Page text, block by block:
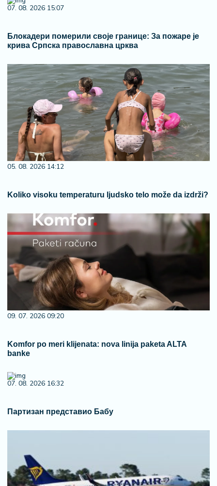
07. 08. 2026 15:07
Блокадери померили своје границе: За пожаре је
крива Српска православна црква
05. 08. 2026 14:12
Koliko visoku temperaturu ljudsko telo može da izdrži?
09. 07. 2026 09:20
Komfor po meri klijenata: nova linija paketa ALTA
banke
07. 08. 2026 16:32
Партизан представио Бабу